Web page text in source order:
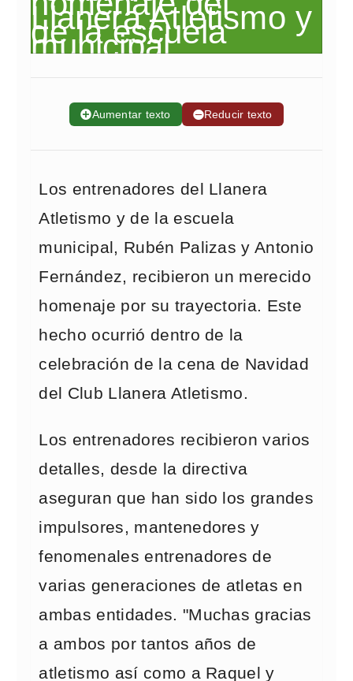
➕Aumentar texto ➖Reducir texto
Los entrenadores del Llanera
Atletismo y de la escuela
municipal, Rubén Palizas y Antonio
Fernández, recibieron un merecido
homenaje por su trayectoria. Este
hecho ocurrió dentro de la
celebración de la cena de Navidad
del Club Llanera Atletismo.
Los entrenadores recibieron varios
detalles, desde la directiva
aseguran que han sido los grandes
impulsores, mantenedores y
fenomenales entrenadores de
varias generaciones de atletas en
ambas entidades. "Muchas gracias
a ambos por tantos años de
atletismo así como a Raquel y